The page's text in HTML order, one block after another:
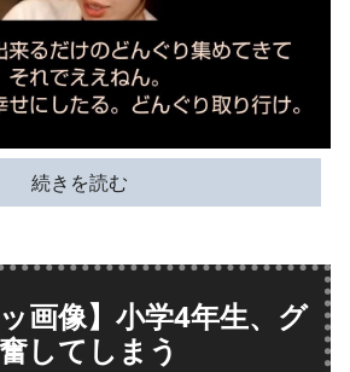
続きを読む
画像】小学4年生、グ
してしまう